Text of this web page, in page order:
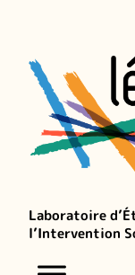
Laboratoire
l’Intervention